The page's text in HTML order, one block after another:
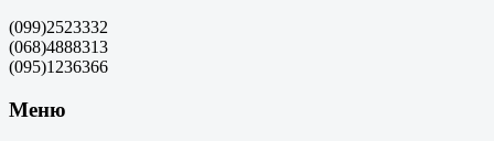
(099)2523332
(068)4888313
(095)1236366
Меню